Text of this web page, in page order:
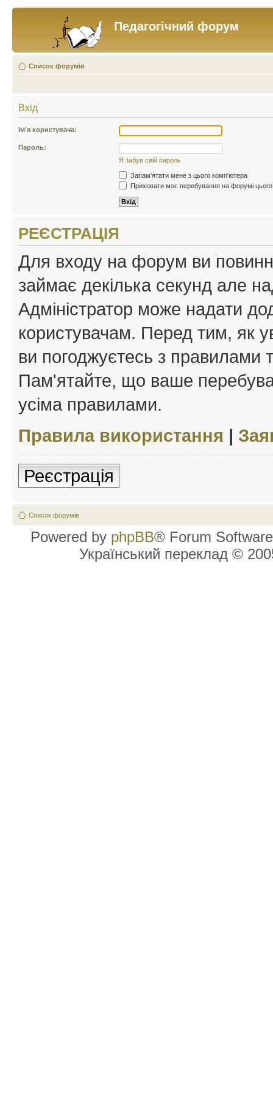
Педагогічний форум
Список форумів
Вхід
Ім'я користувача:
Пароль:
Я забув свій пароль
Запам'ятати мене з цього комп'ютера
Приховати моє перебування на форумі
РЕЄСТРАЦІЯ
Для входу на форум ви
займає декілька секунд але
Адміністратор може надати
користувачам. Перед тим, як
ви погоджуєтесь з правилами
Пам'ятайте, що ваше
усіма правилами.
Правила використання |
Реєстрація
Список форумів
Powered by phpBB® Forum
Український переклад ©